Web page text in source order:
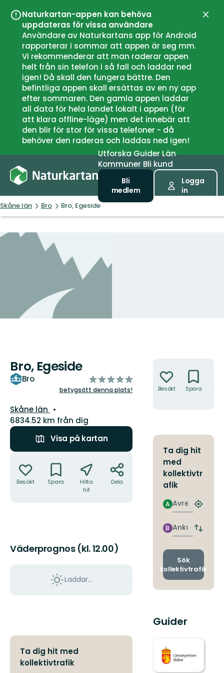
Naturkartan-appen kan behöva
uppdateras för vissa användare
Användare av Naturkartans app för Android
rapporterar i sommar att appen är seg mm.
Vi rekommenderar att man raderar appen
helt från sin telefon i så fall och laddar ned
igen! Då skall den fungera bättre. Den
befintliga appen skall ersättas av en ny app
efter sommaren. Den gamla appen laddar
all data för hela landet lokalt i appen (för
att klara offline-läge) men det innebär att
den blir för stor för vissa telefoner - då
behöver den raderas och laddas ned igen!
UtforskaGuiderLän
Kommuner Bli kund
Bli
medlem
Logga
in
Skåne län Bro Bro, Egeside
Bro, Egeside
Bro
av
5
betygsätt denna plats!
Län:
Skåne län
6834.52 km från dig
Visa på kartan
Besökt Spara
Hitta
hit
Dela
Väderprognos (kl. 12.00)
Laddar...
Ta dig hit med
kollektivtrafik
Besökt Spara
Ta dig hit
med
kollektivtr
afik
Avresa
A
Hitta
Ankomst
B
Byt
och
Sök
kollektivtrafik
Guider